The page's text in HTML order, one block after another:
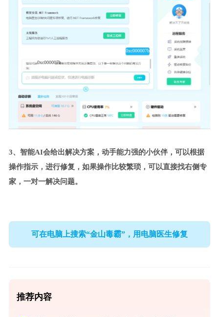
0xc000007b
0xc000007b
3、智能AI会给出解决方案，动手能力强的小伙伴，可以根据
操作指示，进行修复，如果操作比较繁琐，可以直接找右侧专
家，一对一解决问题。
可在电脑上搜索“金山毒霸”，用电脑医生修复
推荐内容